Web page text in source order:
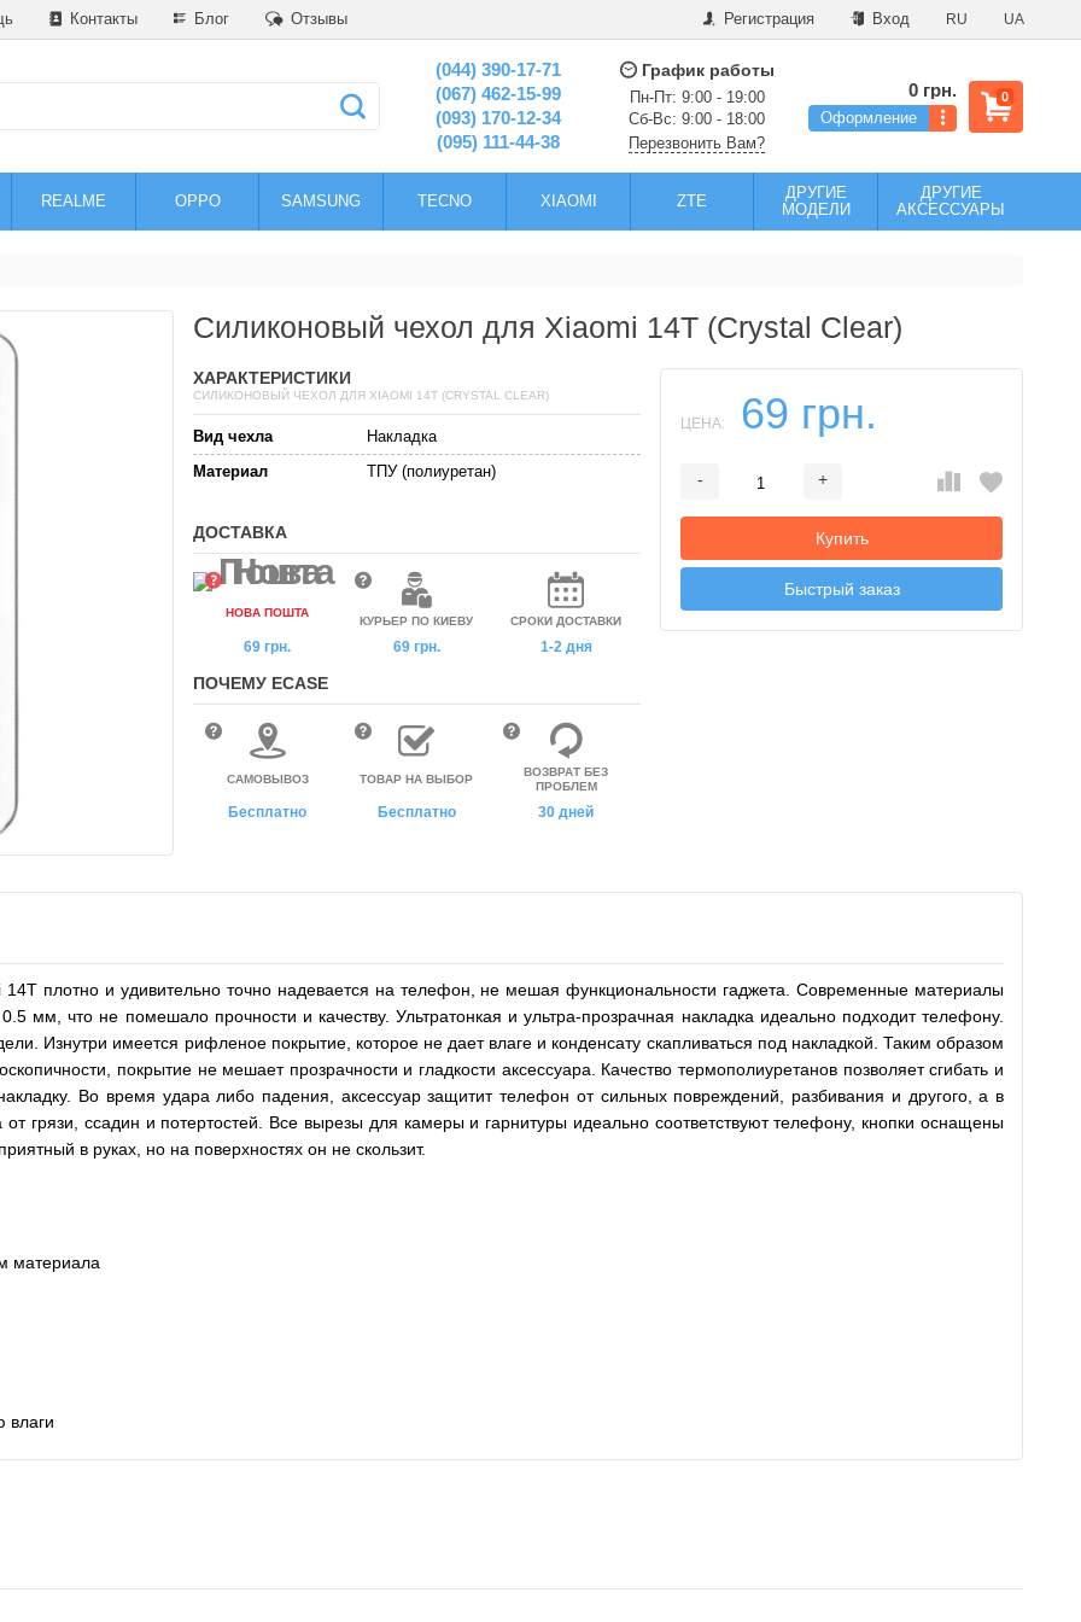
Контакты Блог Отзывы Регистрация Вход RU UA
(044) 390-17-71
(067) 462-15-99
(093) 170-12-34
(095) 111-44-38
График работы
Пн-Пт: 9:00 - 19:00
Сб-Вс: 9:00 - 18:00
Перезвонить Вам?
0
0 грн.
Оформление
REALME OPPO SAMSUNG TECNO XIAOMI ZTE
ДРУГИЕ
МОДЕЛИ
ДРУГИЕ
АКСЕССУАРЫ
Силиконовый чехол для Xiaomi 14T (Crystal Clear)
ЦЕНА: 69 грн.
- +
Купить
Быстрый заказ
ХАРАКТЕРИСТИКИ
СИЛИКОНОВЫЙ ЧЕХОЛ ДЛЯ XIAOMI 14T (CRYSTAL CLEAR)
Вид чехла
Накладка
Материал
ТПУ (полиуретан)
ДОСТАВКА
НОВА ПОШТА
69 грн.
КУРЬЕР ПО КИЕВУ
69 грн.
СРОКИ ДОСТАВКИ
1-2 дня
ПОЧЕМУ ECASE
САМОВЫВОЗ
Бесплатно
ТОВАР НА ВЫБОР
Бесплатно
ВОЗВРАТ БЕЗ
ПРОБЛЕМ
30 дней
плотно и удивительно точно надевается на телефон, не мешая функциональности гаджета. Современные материалы
мм, что не помешало прочности и качеству. Ультратонкая и ультра-прозрачная накладка идеально подходит телефону.
Изнутри имеется рифленое покрытие, которое не дает влаге и конденсату скапливаться под накладкой. Таким образом
покрытие не мешает прозрачности и гладкости аксессуара. Качество термополиуретанов позволяет сгибать и
Во время удара либо падения, аксессуар защитит телефон от сильных повреждений, разбивания и другого, а в
грязи, ссадин и потертостей. Все вырезы для камеры и гарнитуры идеально соответствуют телефону, кнопки оснащены
в руках, но на поверхностях он не скользит.
материала
влаги